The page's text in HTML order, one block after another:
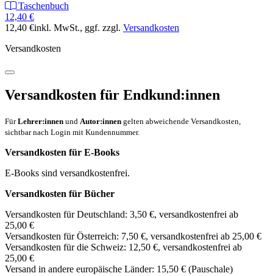
Taschenbuch
12,40 €
12,40 €inkl. MwSt., ggf. zzgl. Versandkosten
Versandkosten
Versandkosten für Endkund:innen
FürLehrer:innen und Autor:innen gelten abweichende Versandkosten,
sichtbar nach Login mit Kundennummer.
Versandkosten für E-Books
E-Books sind versandkostenfrei.
Versandkosten für Bücher
Versandkosten für Deutschland: 3,50 €, versandkostenfrei ab
25,00 €
Versandkosten für Österreich: 7,50 €, versandkostenfrei ab 25,00 €
Versandkosten für die Schweiz: 12,50 €, versandkostenfrei ab
25,00 €
Versand in andere europäische Länder: 15,50 € (Pauschale)